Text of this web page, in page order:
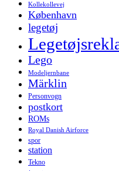
Kollekollevej
København
legetøj
Lego
Modeljernbane
Märklin
Personvogn
postkort
ROMs
Royal Danish Airforce
spor
station
Tekno